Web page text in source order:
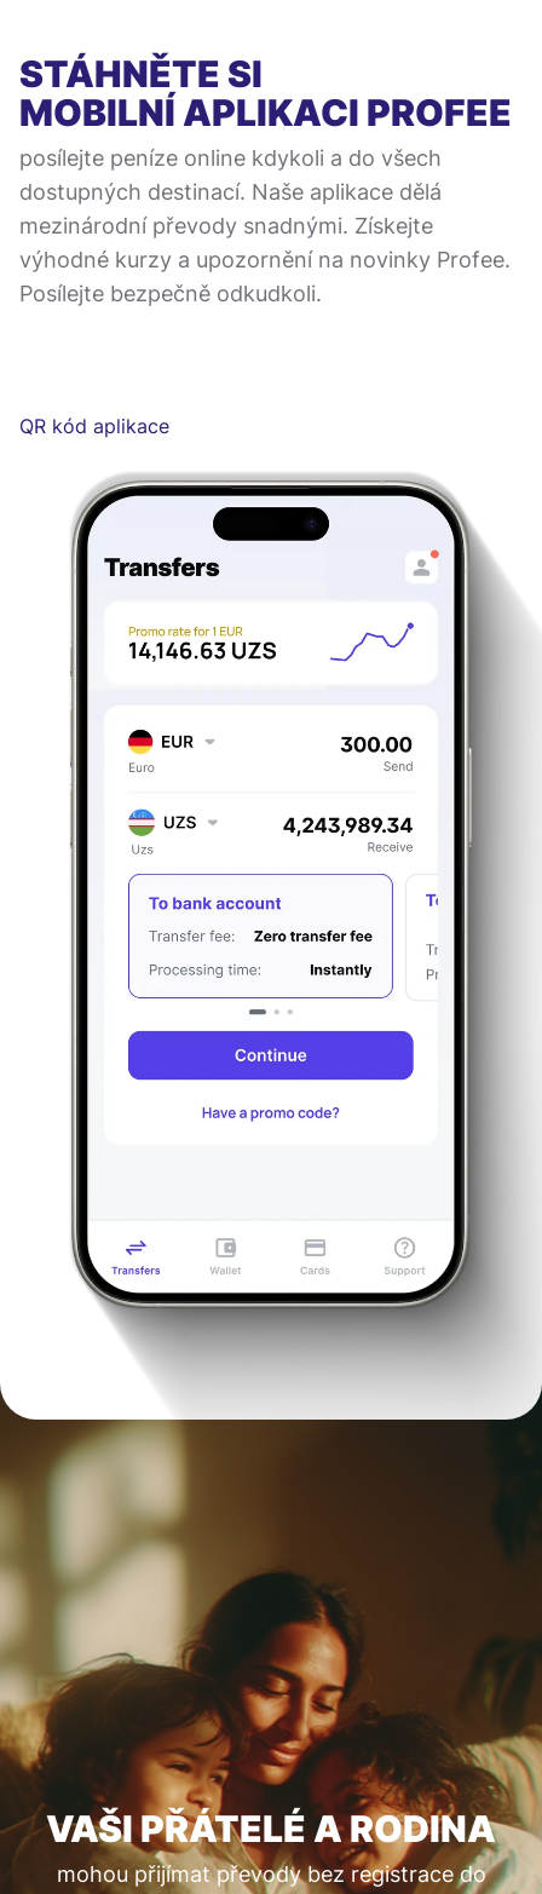
STÁHNĚTE SI
MOBILNÍ APLIKACI PROFEE
posílejte peníze online kdykoli a do všech
dostupných destinací. Naše aplikace dělá
mezinárodní převody snadnými. Získejte
výhodné kurzy a upozornění na novinky Profee.
Posílejte bezpečně odkudkoli.
QR kód aplikace
VAŠI PŘÁTELÉ A RODINA
mohou přijímat převody bez registrace do